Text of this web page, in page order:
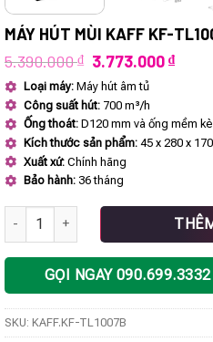
MÁY HÚT MÙI KAFF KF-
5.390.000₫ Giá
gốc
là:
5.390.000 ₫.
3.773.000₫Giá
Loại máy: Máy hút âm tủ
Công suất hút: 700 m³/h
Ống thoát: D120 mm và ống mềm
Kích thước sản phẩm: 45 x 280 x
Xuất xứ: Chính hãng
Bảo hành: 36 tháng
Máy hút mùi KAFF KF-TL1007B số
GỌI NGAY 090.699.3332
SKU: KAFF.KF-TL1007B